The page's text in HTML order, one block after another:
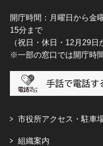
開庁時間：月曜日から金
15分まで
（祝日・休日・12月29日
※一部の窓口では開庁時
市役所アクセス・駐車
組織案内